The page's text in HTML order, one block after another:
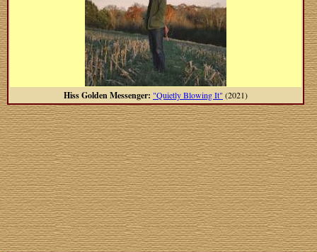
Hiss Golden Messenger: "Quietly Blowing It" (2021)